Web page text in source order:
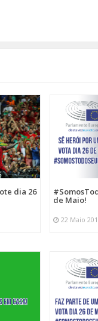
dia 26
de Maio!
22 Maio